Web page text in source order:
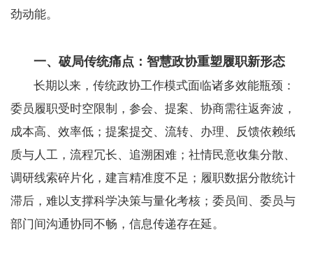
劲动能。
一、破局传统痛点：智慧政协重塑履职新形态
长期以来，传统政协工作模式面临诸多效能瓶颈：
委员履职受时空限制，参会、提案、协商需往返奔波，
成本高、效率低；提案提交、流转、办理、反馈依赖纸
质与人工，流程冗长、追溯困难；社情民意收集分散、
调研线索碎片化，建言精准度不足；履职数据分散统计
滞后，难以支撑科学决策与量化考核；委员间、委员与
部门间沟通协同不畅，信息传递存在延。